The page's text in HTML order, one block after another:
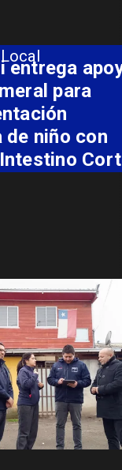
Local
Indígena
2026 con
hasta el 7